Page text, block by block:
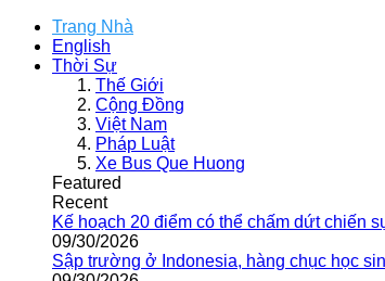
Trang Nhà
English
Thời Sự
Thế Giới
Cộng Đồng
Việt Nam
Pháp Luật
Xe Bus Que Huong
Featured
Recent
Kế hoạch 20 điểm có thể chấm dứt chiến
09/30/2026
Sập trường ở Indonesia, hàng chục học